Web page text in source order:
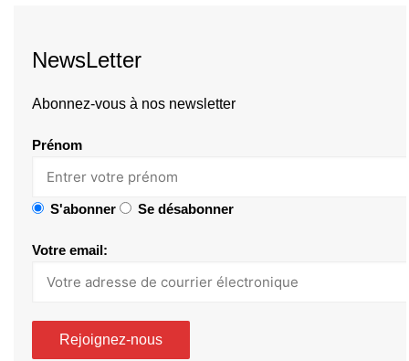
NewsLetter
Abonnez-vous à nos newsletter
Prénom
S'abonner Se désabonner
Votre email: